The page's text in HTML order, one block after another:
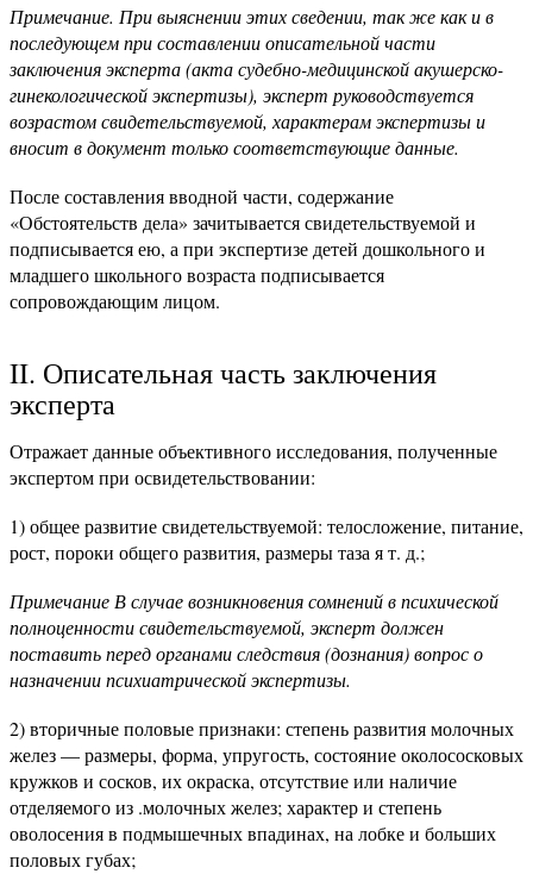
Примечание. При выяснении этих сведении, так же как и в
последующем при составлении описательной части
заключения эксперта (акта судебно-медицинской акушерско-
гинекологической экспертизы), эксперт руководствуется
возрастом свидетельствуемой, характерам экспертизы и
вносит в документ только соответствующие данные.
После составления вводной части, содержание
«Обстоятельств дела» зачитывается свидетельствуемой и
подписывается ею, а при экспертизе детей дошкольного и
младшего школьного возраста подписывается
сопровождающим лицом.
II. Описательная часть заключения
эксперта
Отражает данные объективного исследования, полученные
экспертом при освидетельствовании:
1) общее развитие свидетельствуемой: телосложение, питание,
рост, пороки общего развития, размеры таза я т. д.;
Примечание В случае возникновения сомнений в психической
полноценности свидетельствуемой, эксперт должен
поставить перед органами следствия (дознания) вопрос о
назначении психиатрической экспертизы.
2) вторичные половые признаки: степень развития молочных
желез — размеры, форма, упругость, состояние околососковых
кружков и сосков, их окраска, отсутствие или наличие
отделяемого из .молочных желез; характер и степень
оволосения в подмышечных впадинах, на лобке и больших
половых губах;